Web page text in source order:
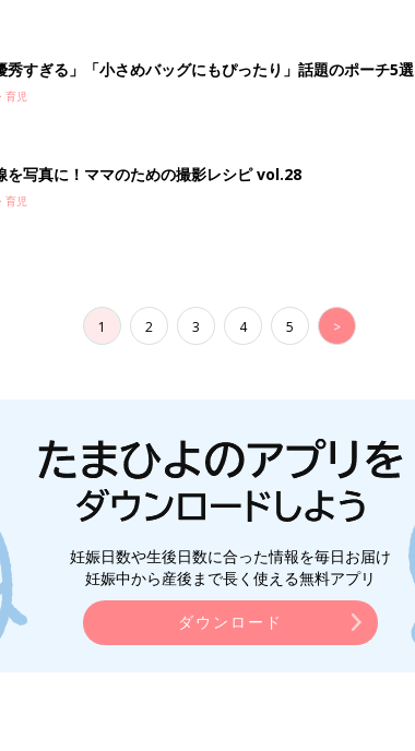
秀すぎる」「小さめバッグにもぴったり」話題のポーチ5選
育児
を写真に！ママのための撮影レシピ vol.28
育児
1 2 3 4 5 >
妊娠日数や生後日数に合った情報を毎日お届け
妊娠中から産後まで長く使える無料アプリ
ダウンロード